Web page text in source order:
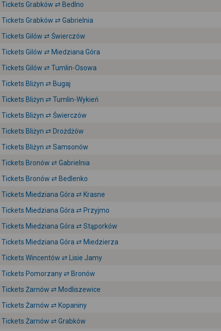
Tickets Grabków ⇄ Bedlno
Tickets Grabków ⇄ Gabrielnia
Tickets Gilów ⇄ Świerczów
Tickets Gilów ⇄ Miedziana Góra
Tickets Gilów ⇄ Tumlin-Osowa
Tickets Bliżyn ⇄ Bugaj
Tickets Bliżyn ⇄ Tumlin-Wykień
Tickets Bliżyn ⇄ Świerczów
Tickets Bliżyn ⇄ Drożdżów
Tickets Bliżyn ⇄ Samsonów
Tickets Bronów ⇄ Gabrielnia
Tickets Bronów ⇄ Bedlenko
Tickets Miedziana Góra ⇄ Krasne
Tickets Miedziana Góra ⇄ Przyjmo
Tickets Miedziana Góra ⇄ Stąporków
Tickets Miedziana Góra ⇄ Miedzierza
Tickets Wincentów ⇄ Lisie Jamy
Tickets Pomorzany ⇄ Bronów
Tickets Żarnów ⇄ Modliszewice
Tickets Żarnów ⇄ Kopaniny
Tickets Żarnów ⇄ Grabków